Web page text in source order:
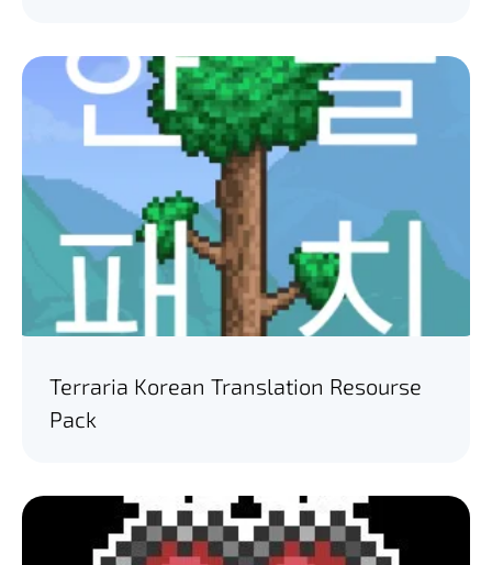
Terraria Korean Translation Resourse
Pack